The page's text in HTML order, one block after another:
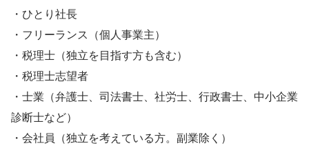
・ひとり社長
・フリーランス（個人事業主）
・税理士（独立を目指す方も含む）
・税理士志望者
・士業（弁護士、司法書士、社労士、行政書士、中小企業
診断士など）
・会社員（独立を考えている方。副業除く）